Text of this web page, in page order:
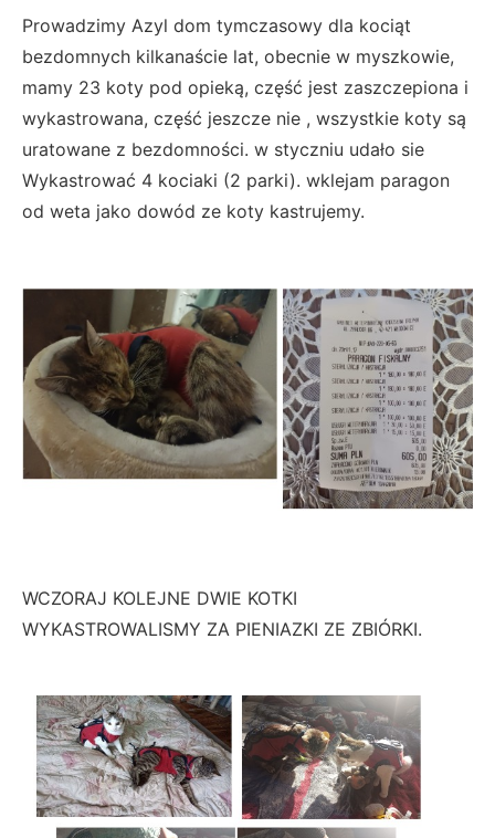
Prowadzimy Azyl dom tymczasowy dla kociąt
bezdomnych kilkanaście lat, obecnie w myszkowie,
mamy 23 koty pod opieką, część jest zaszczepiona i
wykastrowana, część jeszcze nie , wszystkie koty są
uratowane z bezdomności. w styczniu udało sie
Wykastrować 4 kociaki (2 parki). wklejam paragon
od weta jako dowód ze koty kastrujemy.
WCZORAJ KOLEJNE DWIE KOTKI
WYKASTROWALISMY ZA PIENIAZKI ZE ZBIÓRKI.